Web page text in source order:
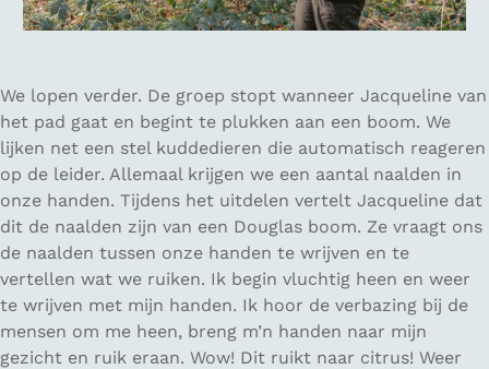
We lopen verder. De groep stopt wanneer Jacqueline van
het pad gaat en begint te plukken aan een boom. We
lijken net een stel kuddedieren die automatisch reageren
op de leider. Allemaal krijgen we een aantal naalden in
onze handen. Tijdens het uitdelen vertelt Jacqueline dat
dit de naalden zijn van een Douglas boom. Ze vraagt ons
de naalden tussen onze handen te wrijven en te
vertellen wat we ruiken. Ik begin vluchtig heen en weer
te wrijven met mijn handen. Ik hoor de verbazing bij de
mensen om me heen, breng m’n handen naar mijn
gezicht en ruik eraan. Wow! Dit ruikt naar citrus! Weer